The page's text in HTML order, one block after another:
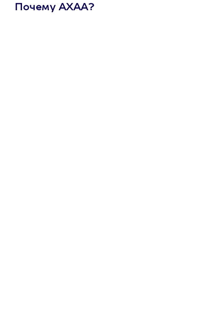
Почему АХАА?